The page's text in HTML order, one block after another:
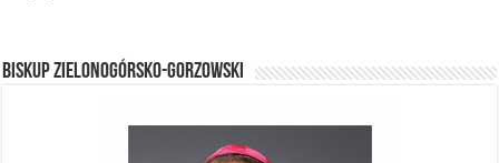
BISKUP ZIELONOGÓRSKO-GORZOWSKI